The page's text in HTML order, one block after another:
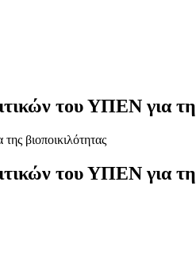
του ΥΠΕΝ για
του ΥΠΕΝ για